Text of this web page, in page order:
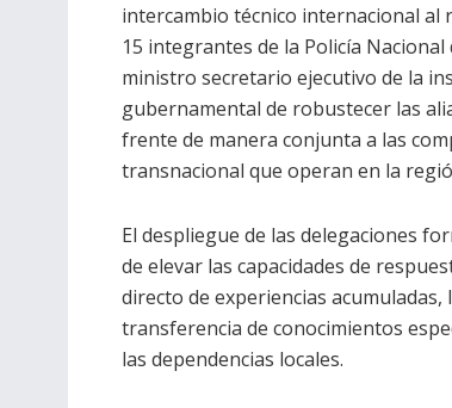
intercambio técnico internacional al
15 integrantes de la Policía
ministro secretario ejecutivo de la
gubernamental de robustecer las
frente de manera conjunta a las
transnacional que operan en la
El despliegue de las delegaciones
de elevar las capacidades de
directo de experiencias
transferencia de conocimientos
las dependencias locales.